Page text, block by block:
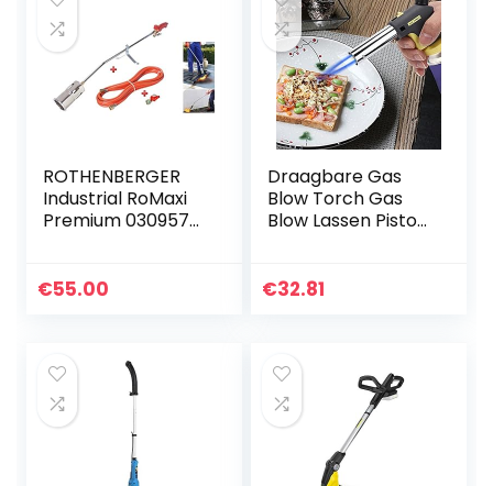
ROTHENBERGER
Industrial RoMaxi
Premium 030957E
propaan gasslang
€55.00
Draagbare Gas
Blow Torch Gas
Blow Lassen Pistool
Workshop
€32.81